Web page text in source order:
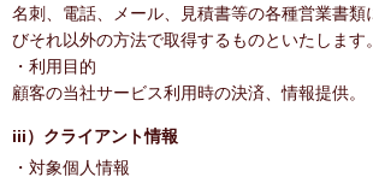
名刺、電話、メール、見積書等の各種営業書類
びそれ以外の方法で取得するものといたします。
・利用目的
顧客の当社サービス利用時の決済、情報提供。
iii）クライアント情報
・対象個人情報